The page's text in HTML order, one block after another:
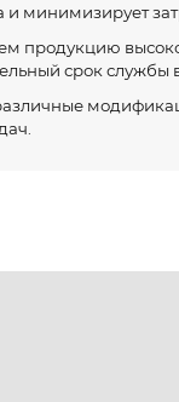
минимизирует
продукцию
срок службы
различные